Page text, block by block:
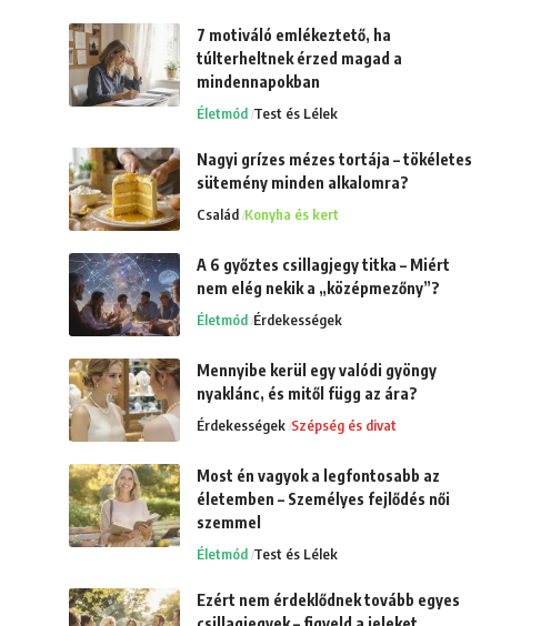
7 motiváló emlékeztető, ha
túlterheltnek érzed magad a
mindennapokban
Életmód Test és Lélek
Nagyi grízes mézes tortája – tökéletes
sütemény minden alkalomra?
Család Konyha és kert
A 6 győztes csillagjegy titka – Miért
nem elég nekik a „középmezőny”?
Életmód Érdekességek
Mennyibe kerül egy valódi gyöngy
nyaklánc, és mitől függ az ára?
Érdekességek Szépség és divat
Most én vagyok a legfontosabb az
életemben – Személyes fejlődés női
szemmel
Életmód Test és Lélek
Ezért nem érdeklődnek tovább egyes